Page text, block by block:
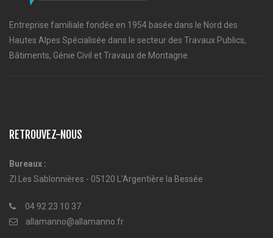
Entreprise familiale fondée en 1954 basée dans le Nord des
Hautes Alpes Spécialisée dans le secteur des Travaux Publics,
Bâtiments, Génie Civil et Travaux de Montagne.
RETROUVEZ-NOUS
Bureaux :
ZI Les Sablonnières - 05120 L'Argentière la Bessée
04 92 23 10 37
allamanno@allamanno.fr